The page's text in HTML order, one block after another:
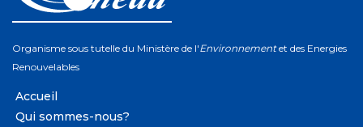
Organisme sous tutelle du Ministère de l'Environnementet des Energies
Renouvelables
Accueil
Qui sommes-nous?